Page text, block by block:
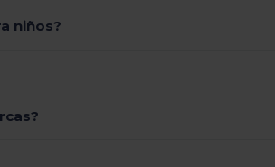
niños?